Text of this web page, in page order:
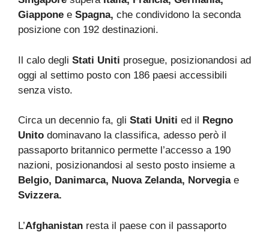
Giappone e Spagna, che condividono la seconda
posizione con 192 destinazioni.
Il calo degli Stati Uniti prosegue, posizionandosi ad
oggi al settimo posto con 186 paesi accessibili
senza visto.
Circa un decennio fa, gli Stati Uniti ed il
Regno
Unito dominavano la classifica, adesso però il
passaporto britannico permette l’accesso a 190
nazioni, posizionandosi al sesto posto insieme a
Belgio, Danimarca, Nuova Zelanda, Norvegiae
Svizzera.
L’Afghanistan resta il paese con il passaporto